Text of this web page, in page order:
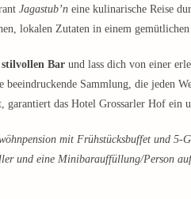
Jagastub’n eine kulinarische Reise
lokalen Zutaten in einem gemütlichen
stilvollen Bar und lass dich von einer
beeindruckende Sammlung, die jeden
garantiert das Hotel Grossarler Hof ein
mit Frühstücksbuffet und 5-
und eine Minibarauffüllung/Person